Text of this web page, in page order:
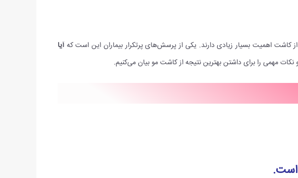
اهمیت بسیار زیادی دارند. یکی از پرسش‌های پرتکرار بیماران این است کهآیا
مهمی را برای داشتن بهترین نتیجه از کاشت مو بیان می‌کنیم.
است.